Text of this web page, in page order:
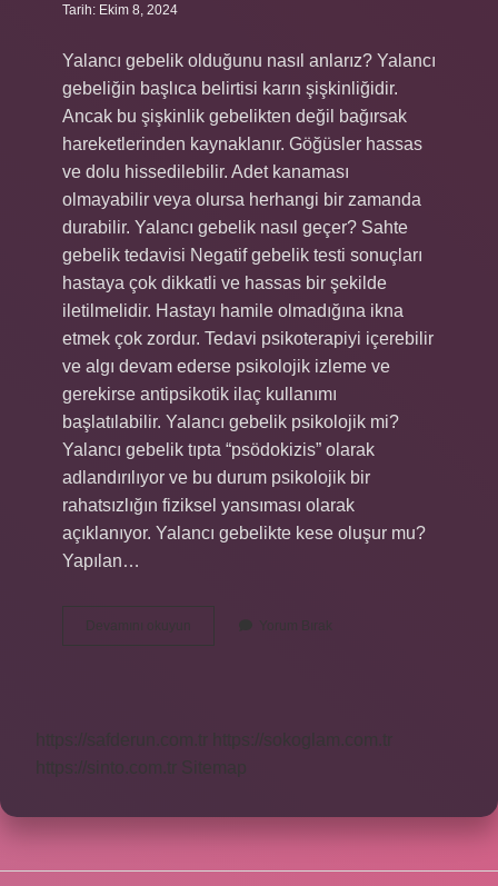
Tarih: Ekim 8, 2024
Yalancı gebelik olduğunu nasıl anlarız? Yalancı
gebeliğin başlıca belirtisi karın şişkinliğidir.
Ancak bu şişkinlik gebelikten değil bağırsak
hareketlerinden kaynaklanır. Göğüsler hassas
ve dolu hissedilebilir. Adet kanaması
olmayabilir veya olursa herhangi bir zamanda
durabilir. Yalancı gebelik nasıl geçer? Sahte
gebelik tedavisi Negatif gebelik testi sonuçları
hastaya çok dikkatli ve hassas bir şekilde
iletilmelidir. Hastayı hamile olmadığına ikna
etmek çok zordur. Tedavi psikoterapiyi içerebilir
ve algı devam ederse psikolojik izleme ve
gerekirse antipsikotik ilaç kullanımı
başlatılabilir. Yalancı gebelik psikolojik mi?
Yalancı gebelik tıpta “psödokizis” olarak
adlandırılıyor ve bu durum psikolojik bir
rahatsızlığın fiziksel yansıması olarak
açıklanıyor. Yalancı gebelikte kese oluşur mu?
Yapılan…
Devamını okuyun
Gebelik
Yorum Bırak
https://safderun.com.tr
https://sokoglam.com.tr
https://sinto.com.tr
Sitemap